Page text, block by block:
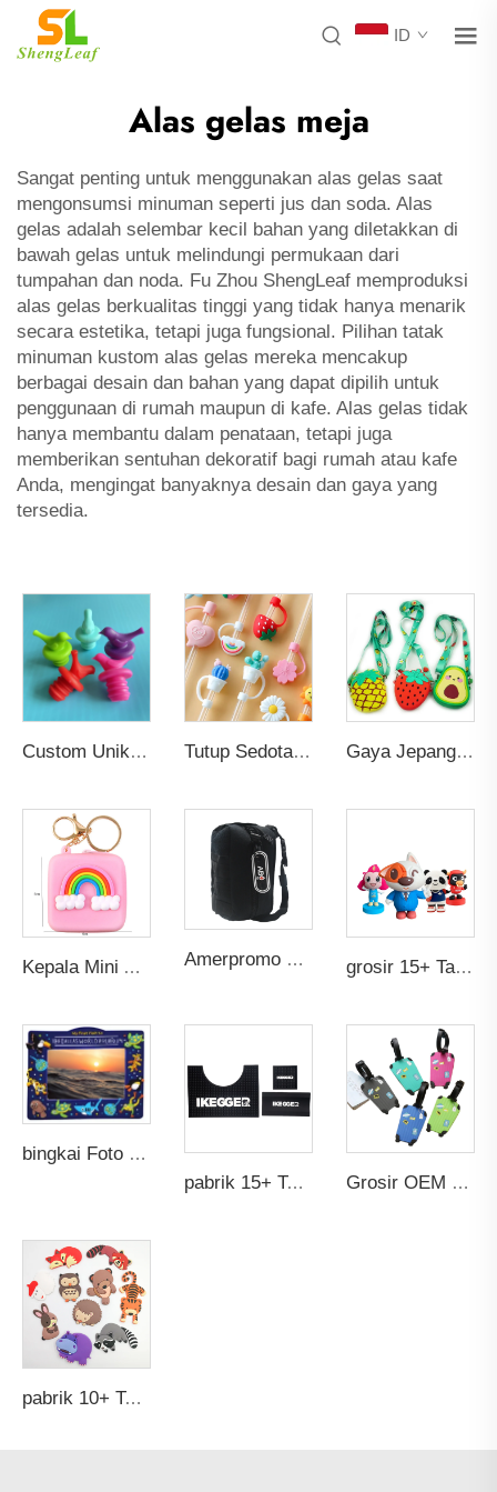
ID
Alas gelas meja
Sangat penting untuk menggunakan alas gelas saat
mengonsumsi minuman seperti jus dan soda. Alas
gelas adalah selembar kecil bahan yang diletakkan di
bawah gelas untuk melindungi permukaan dari
tumpahan dan noda. Fu Zhou ShengLeaf memproduksi
alas gelas berkualitas tinggi yang tidak hanya menarik
secara estetika, tetapi juga fungsional. Pilihan tatak
minuman kustom alas gelas mereka mencakup
berbagai desain dan bahan yang dapat dipilih untuk
penggunaan di rumah maupun di kafe. Alas gelas tidak
hanya membantu dalam penataan, tetapi juga
memberikan sentuhan dekoratif bagi rumah atau kafe
Anda, mengingat banyaknya desain dan gaya yang
tersedia.
Custom Unik Reusable Penyumbat Botol Anggur Silikon Souvenir Pernikahan Personalisasi dengan Penutup Tembak Penyegel Tutup Sedotan Kartun Silikon Reusable Penyerap Air dan Tahan Debu dengan Tutup Segel Atasan untuk Aksesoris Bar Sedotan 6-8mm Gaya Jepang Mini Buah Custom Anak-anak Gadis Imut Kartun Dompet Tas Bahu Tas Tangan Indah Tas Bahu untuk Anak-anak
Kepala Mini Anak Perempuan Tas Earphone Tas Dompet Anak Hadiah Mainan Lucu Dompet Koin Kartun Gantungan Kunci Karet Silikon Tas Anak Amerpromo Custom Kualitas Tinggi 3D Soft PVC Label Karet Timbul Tambalan Pakaian Hadiah Unik grosir 15+ Tahun Mainan Custom Berkualitas Tinggi Pabrik Menghasilkan Bentuk Kartun Anime Tokoh Aksi Mainan PVC
bingkai Foto PVC 3D Custom OEM Hadiah Promosi Kinerja Tinggi Gambar Sublimasi Karet Lembut Kartun Bagus Disesuaikan
pabrik 15+ Tahun Sampel Gratis Grosir Custom Non-slip Anti-tumpah Bebas Racun PVC Karet Silikon Lembut Drip Bar Mat dengan Logo
Grosir OEM Gantungan Bagasi PVC Karet Lembut Custom Paket Perjalanan Transparan untuk Anak-anak Tas Sekolah Kura-kura
pabrik 10+ Tahun 3D Promosi Lucu Custom Disesuaikan Kulkas PVC Lembut Karet Natal Pariwisata Souvenir Magnet Kulkas